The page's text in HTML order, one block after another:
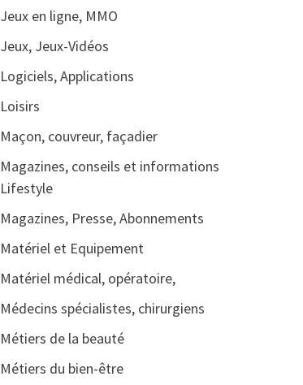
Jeux en ligne, MMO
Jeux, Jeux-Vidéos
Logiciels, Applications
Loisirs
Maçon, couvreur, façadier
Magazines, conseils et informations
Lifestyle
Magazines, Presse, Abonnements
Matériel et Equipement
Matériel médical, opératoire,
Médecins spécialistes, chirurgiens
Métiers de la beauté
Métiers du bien-être